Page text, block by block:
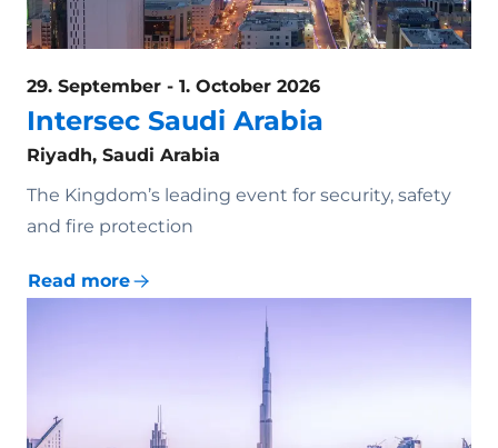
29. September - 1. October 2026
Intersec Saudi Arabia
Riyadh, Saudi Arabia
The Kingdom’s leading event for security, safety
and fire protection
Read more